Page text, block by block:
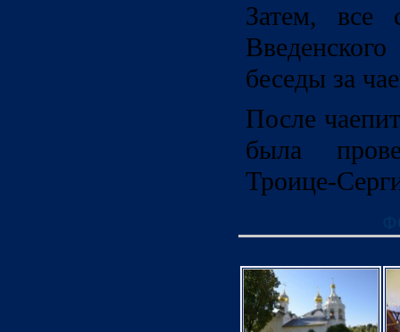
Затем, все
беседы за
После
была
Троице-